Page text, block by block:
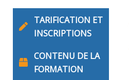
TARIFICATION ET
INSCRIPTIONS
CONTENU DE LA
FORMATION